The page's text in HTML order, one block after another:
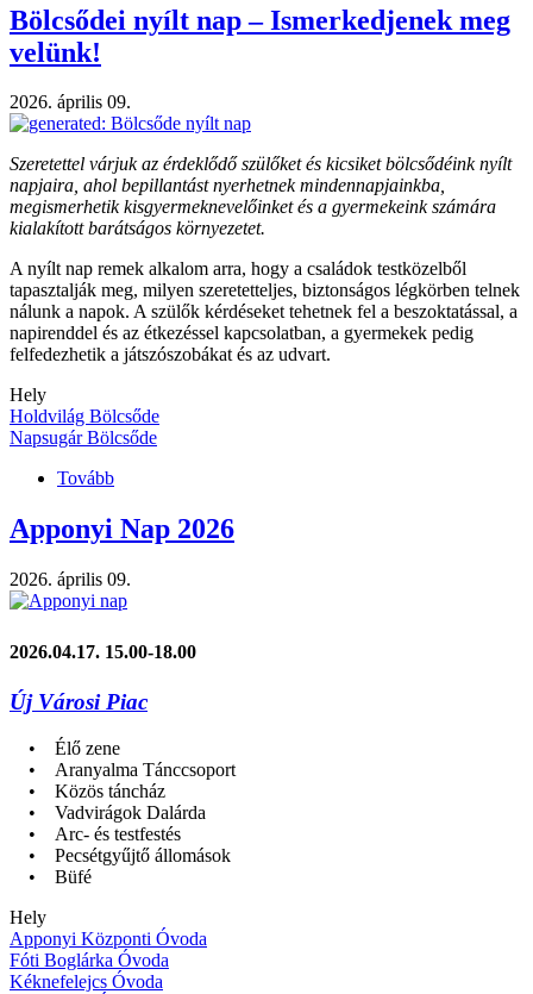
–
élményekkel
teli
péntek)
Bölcsődei nyílt nap – Ismerkedjenek meg
velünk!
2026. április 09.
Szeretettel várjuk az érdeklődő szülőket és kicsiket bölcsődéink nyílt
napjaira, ahol bepillantást nyerhetnek mindennapjainkba,
megismerhetik kisgyermeknevelőinket és a gyermekeink számára
kialakított barátságos környezetet.
A nyílt nap remek alkalom arra, hogy a családok testközelből
tapasztalják meg, milyen szeretetteljes, biztonságos légkörben telnek
nálunk a napok. A szülők kérdéseket tehetnek fel a beszoktatással, a
napirenddel és az étkezéssel kapcsolatban, a gyermekek pedig
felfedezhetik a játszószobákat és az udvart.
Hely
Holdvilág Bölcsőde
Napsugár Bölcsőde
Tovább
nap
–
meg
velünk!)
Apponyi Nap 2026
2026. április 09.
2026.04.17. 15.00-18.00
Új Városi Piac
• Élő zene
• Aranyalma Tánccsoport
• Közös táncház
• Vadvirágok Dalárda
• Arc- és testfestés
• Pecsétgyűjtő állomások
• Büfé
Hely
Apponyi Központi Óvoda
Fóti Boglárka Óvoda
Kéknefelejcs Óvoda